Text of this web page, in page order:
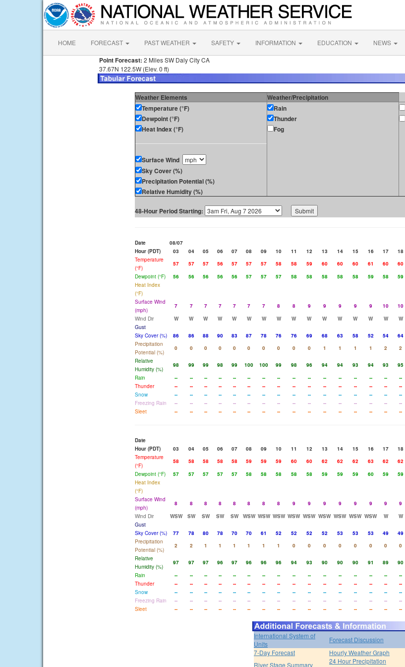
HOME FORECAST PAST WEATHER SAFETY INFORMATION EDUCATION NEWS
Point Forecast: 2 Miles SW Daly City CA
37.67N 122.5W (Elev. 0 ft)
Weather Elements
Weather/Precipitation
Temperature (°F)
Dewpoint (°F)
Heat Index (°F)
Surface Wind
Sky Cover (%)
Precipitation Potential (%)
Relative Humidity (%)
Rain
Thunder
Fog
48-Hour Period Starting:
Date 08/07
Hour (PDT)
03 04 05 06 07 08 09 10 11 12 13 14 15 16 17 18
Temperature
(°F)
57 57 57 56 57 57 57 58 58 59 60 60 60 61 60 60
Dewpoint (°F)
56 56 56 56 56 57 57 57 58 58 58 58 58 59 58 59
Heat Index
(°F)
Surface Wind
(mph)
7 7 7 7 7 7 7 8 8 9 9 9 9 9 10 10
Wind Dir
W W W W W W W W W W W W W W W W
Gust
Sky Cover (%)
86 86 88 90 83 87 78 76 76 69 68 63 58 52 54 64
Precipitation
Potential (%)
0 0 0 0 0 0 0 0 0 0 1 1 1 1 2 2
Relative
Humidity (%)
98 99 99 98 99 100 100 99 98 96 94 94 93 94 93 95
Rain
-- -- -- -- -- -- -- -- -- -- -- -- -- -- -- --
Thunder
-- -- -- -- -- -- -- -- -- -- -- -- -- -- -- --
Snow
-- -- -- -- -- -- -- -- -- -- -- -- -- -- -- --
Freezing Rain
-- -- -- -- -- -- -- -- -- -- -- -- -- -- -- --
Sleet
-- -- -- -- -- -- -- -- -- -- -- -- -- -- -- --
Date
Hour (PDT)
03 04 05 06 07 08 09 10 11 12 13 14 15 16 17 18
Temperature
(°F)
58 58 58 58 58 59 59 59 60 60 62 62 62 63 62 62
Dewpoint (°F)
57 57 57 57 57 58 58 58 58 58 59 59 59 60 59 59
Heat Index
(°F)
Surface Wind
(mph)
8 8 8 8 8 8 8 8 9 9 9 9 9 9 9 9
Wind Dir
WSW SW SW SW SW WSW WSW WSW WSW WSW WSW WSW WSW WSW W W
Gust
Sky Cover (%)
77 78 80 78 70 70 61 52 52 52 52 53 53 53 49 49
Precipitation
Potential (%)
2 2 1 1 1 1 1 1 0 0 0 0 0 0 0 0
Relative
Humidity (%)
97 97 97 96 97 96 96 96 94 93 90 90 90 91 89 90
Rain
-- -- -- -- -- -- -- -- -- -- -- -- -- -- -- --
Thunder
-- -- -- -- -- -- -- -- -- -- -- -- -- -- -- --
Snow
-- -- -- -- -- -- -- -- -- -- -- -- -- -- -- --
Freezing Rain
-- -- -- -- -- -- -- -- -- -- -- -- -- -- -- --
Sleet
-- -- -- -- -- -- -- -- -- -- -- -- -- -- -- --
International System of
Units
Forecast Discussion
7-Day Forecast
Hourly Weather Graph
River Stage Summary
24 Hour Precipitation